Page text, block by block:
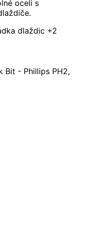
oceli s
dlaždic +2
Bit - Phillips PH2,